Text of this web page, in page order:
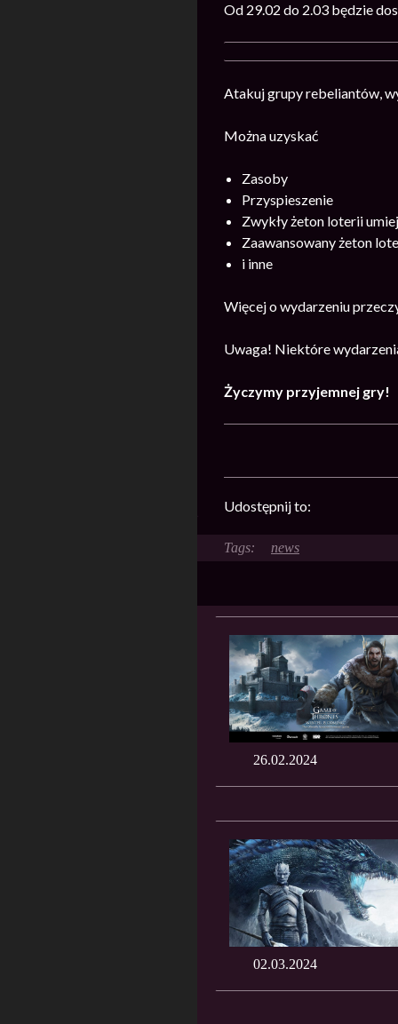
Od 29.02 do 2.03 będzie
Atakuj grupy rebeliantów,
Można uzyskać
Zasoby
Przyspieszenie
Zwykły żeton loterii
Zaawansowany żeton
i inne
Więcej o wydarzeniu
Uwaga! Niektóre
Życzymy przyjemnej gry!
Udostępnij to:
news
26.02.2024
02.03.2024